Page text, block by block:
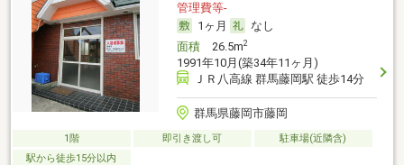
管理費等-
1ヶ月
なし
面積26.5m2
1991年10月(築34年11ヶ月)
ＪＲ八高線 群馬藤岡駅 徒歩14分
群馬県藤岡市藤岡
1階 即引き渡し可
駐車場(近隣含)
駅から徒歩15分以内